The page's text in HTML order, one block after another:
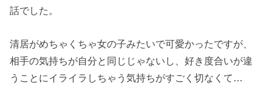
話でした。
清居がめちゃくちゃ女の子みたいで可愛かったですが、
相手の気持ちが自分と同じじゃないし、好き度合いが違
うことにイライラしちゃう気持ちがすごく切なくて…